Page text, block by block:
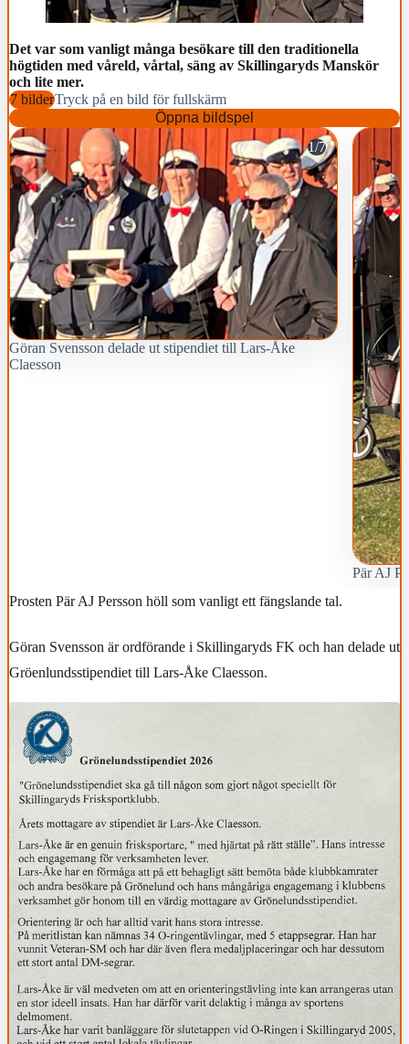
Det var som vanligt många besökare till den traditionella
högtiden med våreld, vårtal, säng av Skillingaryds Manskör
och lite mer.
7 bilderTryck på en bild för fullskärm
Öppna bildspel
1/7
Göran Svensson delade ut stipendiet till Lars-Åke
Claesson
Pär AJ
Prosten Pär AJ Persson höll som vanligt ett fängslande tal.
Göran Svensson är ordförande i Skillingaryds FK och han delade ut
Gröenlundsstipendiet till Lars-Åke Claesson.